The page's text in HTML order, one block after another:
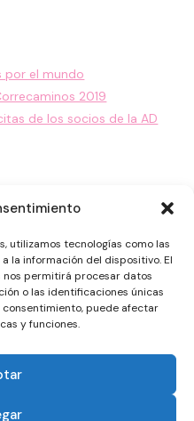
utilizamos tecnologías como las
la información del dispositivo. El
permitirá procesar datos
o las identificaciones únicas
puede afectar
y funciones.
por el mundo
2019
de los socios de la AD
NOTICIAS